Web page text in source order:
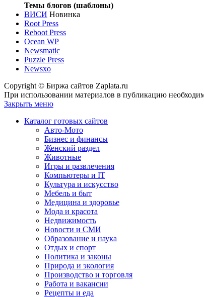
Темы блогов (шаблоны)
ВИСИ Новинка
Root Press
Reboot Press
Ocean WP
Newsmatic
Puzzle Press
Newsxo
Copyright © Биржа сайтов Zaplata.ru
При использовании материалов в публикацию
Закрыть меню
Каталог готовых сайтов
Авто-Мото
Бизнес и финансы
Женский раздел
Животные
Игры и развлечения
Компьютеры и IT
Культура и искусство
Мебель и быт
Медицина и здоровье
Мода и красота
Недвижимость
Новости и СМИ
Образование и наука
Отдых и спорт
Политика и законы
Природа и экология
Производство и торговля
Работа и вакансии
Рецепты и еда